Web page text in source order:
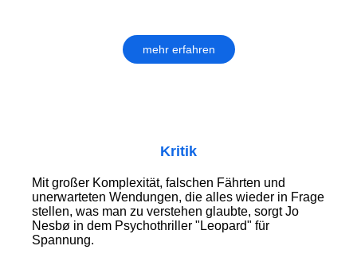
mehr erfahren
Kritik
Mit großer Komplexität, falschen Fährten und
unerwarteten Wendungen, die alles wieder in Frage
stellen, was man zu verstehen glaubte, sorgt Jo
Nesbø in dem Psychothriller "Leopard" für
Spannung.